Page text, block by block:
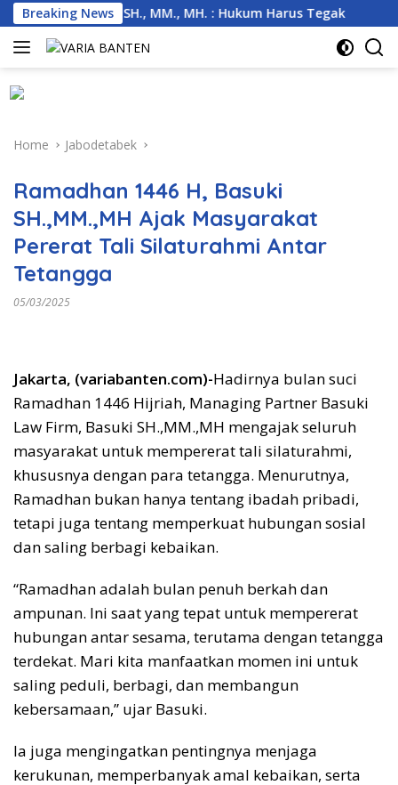
Skip
to
content
Breaking News
Basuki, SH., MM., MH. : Hukum Harus Tegak
Home Jabodetabek
Ramadhan 1446 H, Basuki
SH.,MM.,MH Ajak Masyarakat
Pererat Tali Silaturahmi Antar
Tetangga
05/03/2025
Jakarta, (variabanten.com)-Hadirnya bulan suci
Ramadhan 1446 Hijriah, Managing Partner Basuki
Law Firm, Basuki SH.,MM.,MH mengajak seluruh
masyarakat untuk mempererat tali silaturahmi,
khususnya dengan para tetangga. Menurutnya,
Ramadhan bukan hanya tentang ibadah pribadi,
tetapi juga tentang memperkuat hubungan sosial
dan saling berbagi kebaikan.
“Ramadhan adalah bulan penuh berkah dan
ampunan. Ini saat yang tepat untuk mempererat
hubungan antar sesama, terutama dengan tetangga
terdekat. Mari kita manfaatkan momen ini untuk
saling peduli, berbagi, dan membangun
kebersamaan,” ujar Basuki.
Ia juga mengingatkan pentingnya menjaga
kerukunan, memperbanyak amal kebaikan, serta